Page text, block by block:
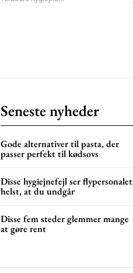
Seneste nyheder
Gode alternativer til pasta, der
passer perfekt til kødsovs
Disse hygiejnefejl ser flypersonalet
helst, at du undgår
Disse fem steder glemmer mange
at gøre rent